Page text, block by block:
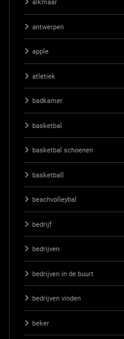
alkmaar
antwerpen
apple
atletiek
badkamer
basketbal
basketbal schoenen
basketball
beachvolleybal
bedrijf
bedrijven
bedrijven in de buurt
bedrijven vinden
beker